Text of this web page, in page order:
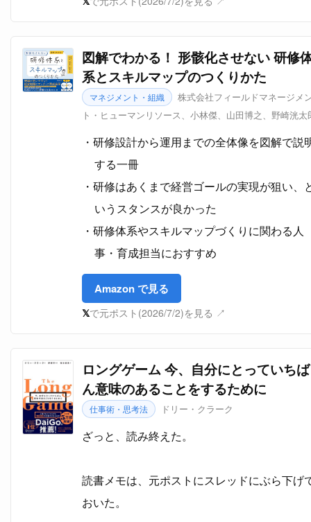
図解でわかる！ 形骸化させない 研修
系とスキルマップのつくりかた
マネジメント・組織
株式会社フィールドマネージメ
ト・ヒューマンリソース、小林傑、山田博之、野崎洸太
研修設計から運用までの全体像を図解で説
する一冊
研修はあくまで経営ゴールの実現が狙い、
いうスタンスが良かった
研修体系やスキルマップづくりに関わる人
事・育成担当におすすめ
Amazon で見る
𝕏で元ポスト(2026/7/2)を見る ↗
ロングゲーム 今、自分にとっていちば
ん意味のあることをするために
仕事術・思考法 ドリー・クラーク
ざっと、読み終えた。
読書メモは、元ポストにスレッドにぶら下げ
おいた。